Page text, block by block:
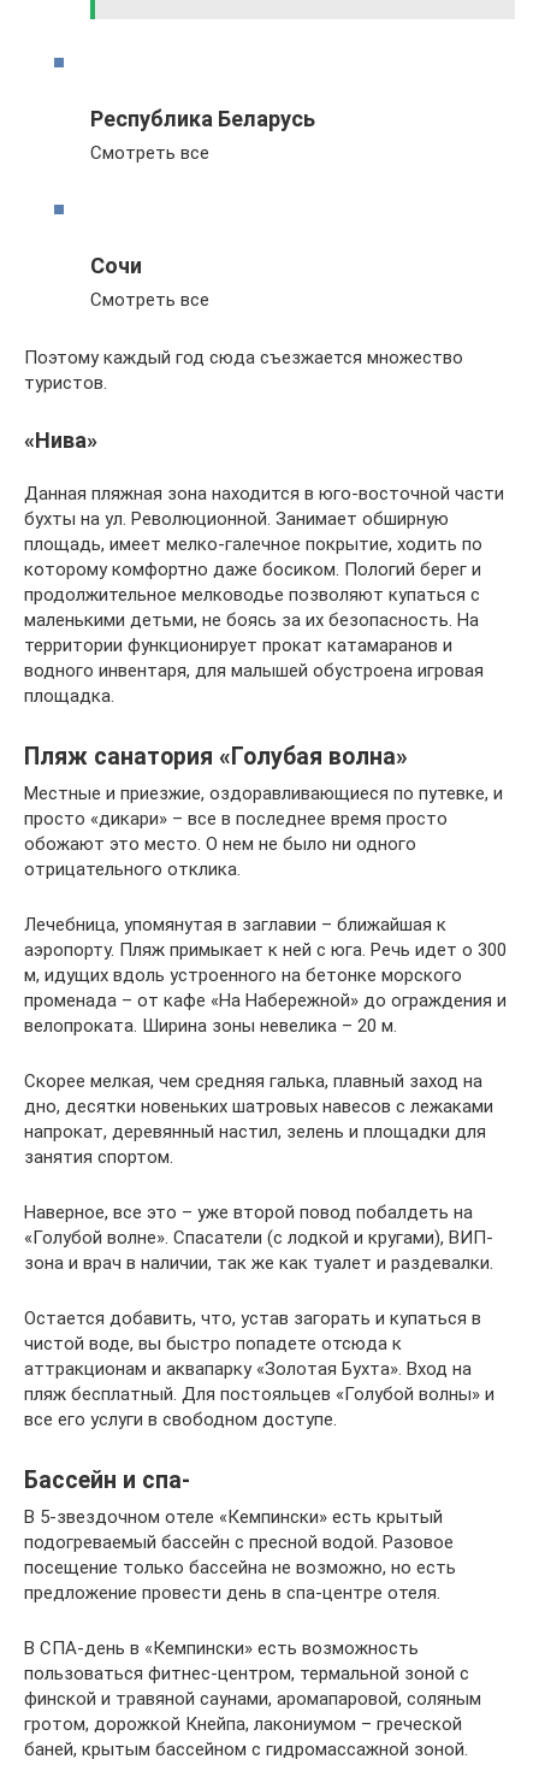
Республика Беларусь
Смотреть все
Сочи
Смотреть все
Поэтому каждый год сюда съезжается множество
туристов.
«Нива»
Данная пляжная зона находится в юго-восточной части
бухты на ул. Революционной. Занимает обширную
площадь, имеет мелко-галечное покрытие, ходить по
которому комфортно даже босиком. Пологий берег и
продолжительное мелководье позволяют купаться с
маленькими детьми, не боясь за их безопасность. На
территории функционирует прокат катамаранов и
водного инвентаря, для малышей обустроена игровая
площадка.
Пляж санатория «Голубая волна»
Местные и приезжие, оздоравливающиеся по путевке, и
просто «дикари» – все в последнее время просто
обожают это место. О нем не было ни одного
отрицательного отклика.
Лечебница, упомянутая в заглавии – ближайшая к
аэропорту. Пляж примыкает к ней с юга. Речь идет о 300
м, идущих вдоль устроенного на бетонке морского
променада – от кафе «На Набережной» до ограждения и
велопроката. Ширина зоны невелика – 20 м.
Скорее мелкая, чем средняя галька, плавный заход на
дно, десятки новеньких шатровых навесов с лежаками
напрокат, деревянный настил, зелень и площадки для
занятия спортом.
Наверное, все это – уже второй повод побалдеть на
«Голубой волне». Спасатели (с лодкой и кругами), ВИП-
зона и врач в наличии, так же как туалет и раздевалки.
Остается добавить, что, устав загорать и купаться в
чистой воде, вы быстро попадете отсюда к
аттракционам и аквапарку «Золотая Бухта». Вход на
пляж бесплатный. Для постояльцев «Голубой волны» и
все его услуги в свободном доступе.
Бассейн и спа-
В 5-звездочном отеле «Кемпински» есть крытый
подогреваемый бассейн с пресной водой. Разовое
посещение только бассейна не возможно, но есть
предложение провести день в спа-центре отеля.
В СПА-день в «Кемпински» есть возможность
пользоваться фитнес-центром, термальной зоной с
финской и травяной саунами, аромапаровой, соляным
гротом, дорожкой Кнейпа, лакониумом – греческой
баней, крытым бассейном с гидромассажной зоной.